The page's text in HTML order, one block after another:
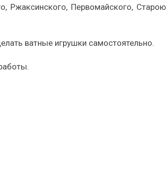
Ржаксинского, Первомайского,
ватные игрушки самостоятельно.